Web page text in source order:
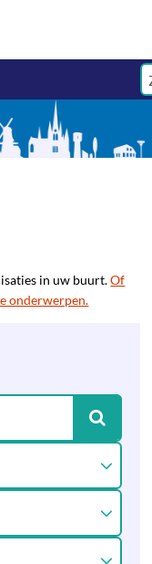
in uw buurt.Of
onderwerpen.